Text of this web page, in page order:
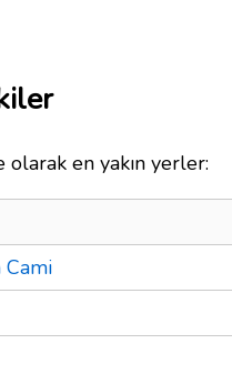
olarak en yakın yerler:
Cami